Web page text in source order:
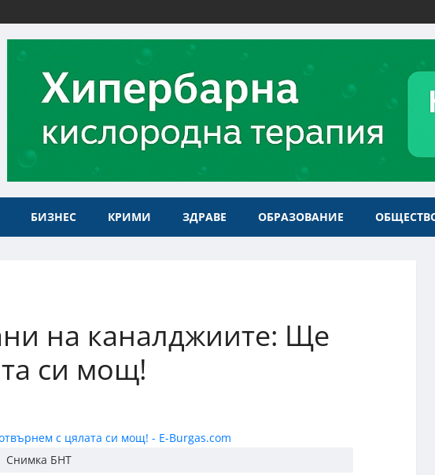
БИЗНЕС КРИМИ ЗДРАВЕ ОБРАЗОВАНИЕ
на каналджиите: Ще
си мощ!
Снимка БНТ